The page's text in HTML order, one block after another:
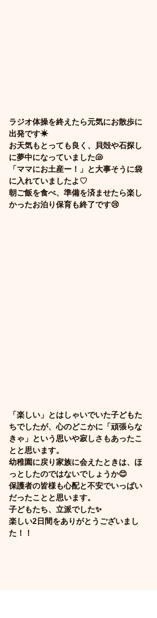
ラジオ体操を終えたら元気にお散歩に
出発です☀
お天気もとっても良く、貝殻や石探し
に夢中になっていました🐚
「ママにお土産ー！」と大事そうに袋
に入れていましたよ♡
朝ご飯を食べ、準備を済ませたら楽し
かったお泊り保育も終了です😢
「楽しい」とはしゃいでいた子どもた
ちでしたが、心のどこかに「頑張らな
きゃ」という思いや寂しさもあったこ
とと思います。
幼稚園に戻り家族に会えたときは、ほ
っとしたのではないでしょうか😊
保護者の皆様も心配と不安でいっぱい
だったことと思います。
子どもたち、立派でした✨
楽しい2日間をありがとうございまし
た！！